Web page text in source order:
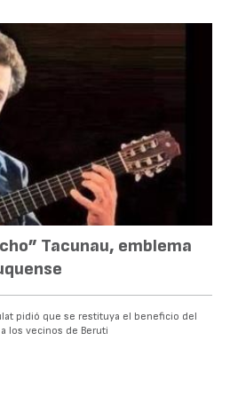
Tacunau, emblema
pidió que se restituya el beneficio del
los vecinos de Beruti